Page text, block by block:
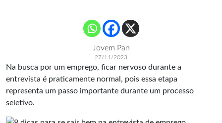
Jovem Pan
27/11/2023
Na busca por um emprego, ficar nervoso durante a
entrevista é praticamente normal, pois essa etapa
representa um passo importante durante um processo
seletivo.